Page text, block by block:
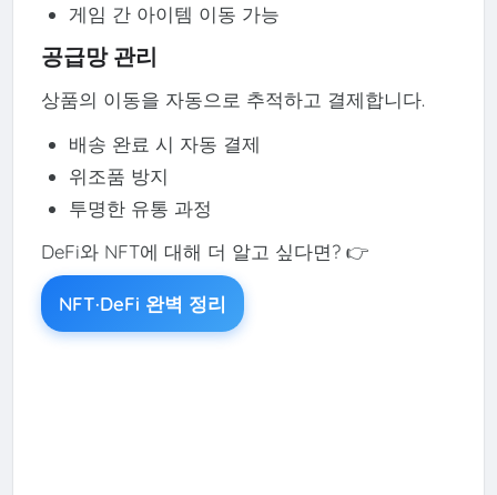
게임 간 아이템 이동 가능
공급망 관리
상품의 이동을 자동으로 추적하고 결제합니다.
배송 완료 시 자동 결제
위조품 방지
투명한 유통 과정
DeFi와 NFT에 대해 더 알고 싶다면? 👉
NFT·DeFi 완벽 정리